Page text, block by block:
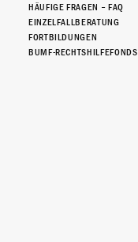
HÄUFIGE FRAGEN – FAQ
EINZELFALLBERATUNG
FORTBILDUNGEN
BUMF-RECHTSHILFEFONDS